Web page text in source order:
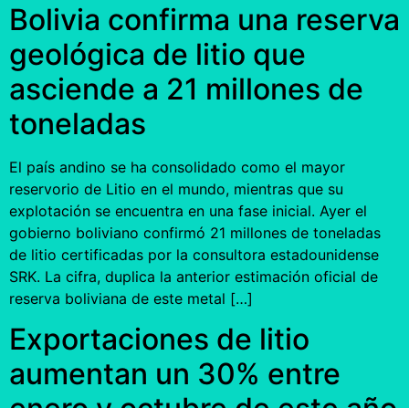
Bolivia confirma una reserva
geológica de litio que
asciende a 21 millones de
toneladas
El país andino se ha consolidado como el mayor
reservorio de Litio en el mundo, mientras que su
explotación se encuentra en una fase inicial. Ayer el
gobierno boliviano confirmó 21 millones de toneladas
de litio certificadas por la consultora estadounidense
SRK. La cifra, duplica la anterior estimación oficial de
reserva boliviana de este metal […]
Exportaciones de litio
aumentan un 30% entre